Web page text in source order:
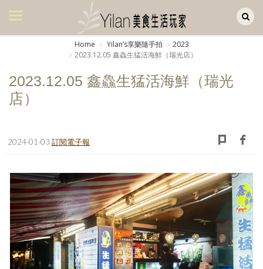
美食集
廚房集
旅遊集
書房集
日記簿
餐桌週記
享樂隨手拍
Home Yilanʼs享樂隨手拍
2023
2023.12.05 鑫鱻生猛活海鮮（瑞光店）
2023.12.05 鑫鱻生猛活海鮮（瑞光
店）
2024-01-03 訂閱電子報